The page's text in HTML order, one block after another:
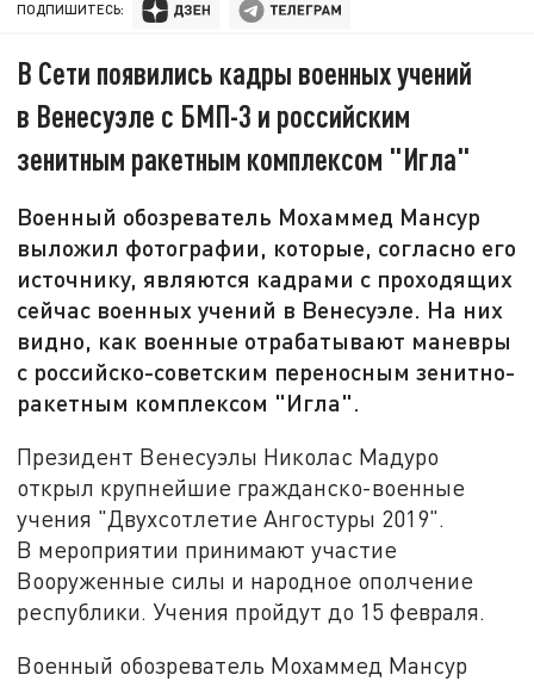
ПОДПИШИТЕСЬ:
В Сети появились кадры военных учений
в Венесуэле с БМП-3 и российским
зенитным ракетным комплексом "Игла"
Военный обозреватель Мохаммед Мансур
выложил фотографии, которые, согласно его
источнику, являются кадрами с проходящих
сейчас военных учений в Венесуэле. На них
видно, как военные отрабатывают маневры
с российско-советским переносным зенитно-
ракетным комплексом "Игла".
Президент Венесуэлы Николас Мадуро
открыл крупнейшие гражданско-военные
учения "Двухсотлетие Ангостуры 2019".
В мероприятии принимают участие
Вооруженные силы и народное ополчение
республики. Учения пройдут до 15 февраля.
Военный обозреватель Мохаммед Мансур